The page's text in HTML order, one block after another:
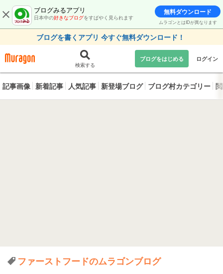
ブログみるアプリ
日本中の好きなブログをすばやく見られます
無料ダウンロード
ムラゴンとはIDが異なります
ブログを書くアプリ 今すぐ無料ダウンロード！
検索する
ブログをはじめる ログイン
記事画像 新着記事 人気記事 新登場ブログ ブログ村カテゴリー
ファーストフードのムラゴンブログ